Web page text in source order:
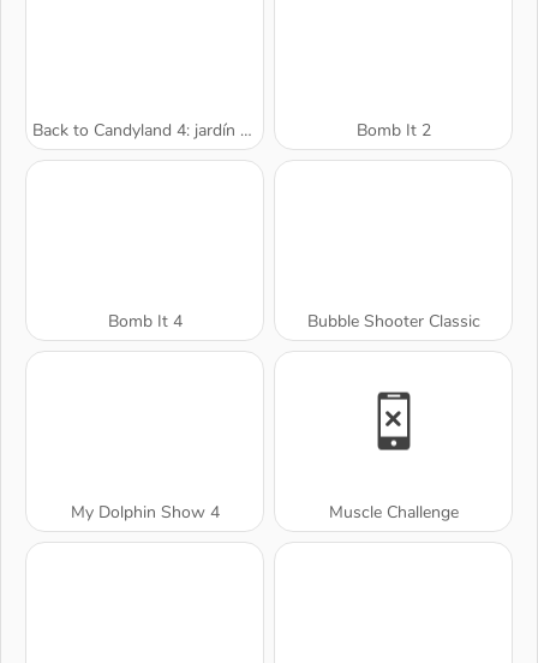
Back to Candyland 4: jardín de paletas Bomb It 2
Bomb It 4 Bubble Shooter Classic
My Dolphin Show 4 Muscle Challenge